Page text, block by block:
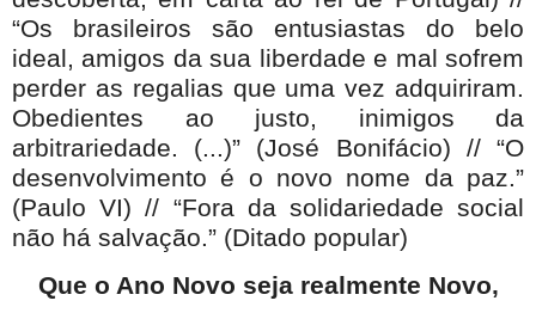
“Os brasileiros são entusiastas do belo
ideal, amigos da sua liberdade e mal sofrem
perder as regalias que uma vez adquiriram.
Obedientes ao justo, inimigos da
arbitrariedade. (...)” (José Bonifácio) // “O
desenvolvimento é o novo nome da paz.”
(Paulo VI) // “Fora da solidariedade social
não há salvação.” (Ditado popular)
Que o Ano Novo seja realmente Novo,